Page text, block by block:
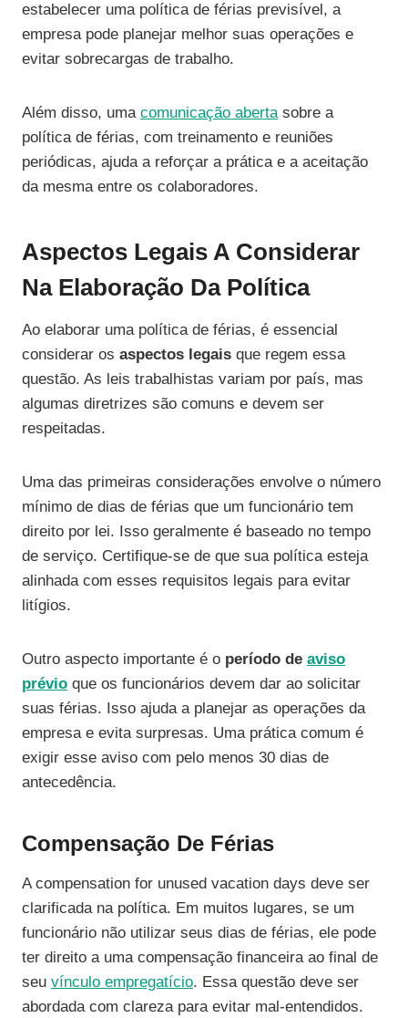
estabelecer uma política de férias previsível, a
empresa pode planejar melhor suas operações e
evitar sobrecargas de trabalho.
Além disso, uma comunicação abertasobre a
política de férias, com treinamento e reuniões
periódicas, ajuda a reforçar a prática e a aceitação
da mesma entre os colaboradores.
Aspectos Legais A Considerar
Na Elaboração Da Política
Ao elaborar uma política de férias, é essencial
considerar os aspectos legais que regem essa
questão. As leis trabalhistas variam por país, mas
algumas diretrizes são comuns e devem ser
respeitadas.
Uma das primeiras considerações envolve o número
mínimo de dias de férias que um funcionário tem
direito por lei. Isso geralmente é baseado no tempo
de serviço. Certifique-se de que sua política esteja
alinhada com esses requisitos legais para evitar
litígios.
Outro aspecto importante é o período de aviso
prévio que os funcionários devem dar ao solicitar
suas férias. Isso ajuda a planejar as operações da
empresa e evita surpresas. Uma prática comum é
exigir esse aviso com pelo menos 30 dias de
antecedência.
Compensação De Férias
A compensation for unused vacation days deve ser
clarificada na política. Em muitos lugares, se um
funcionário não utilizar seus dias de férias, ele pode
ter direito a uma compensação financeira ao final de
seu vínculo empregatício. Essa questão deve ser
abordada com clareza para evitar mal-entendidos.